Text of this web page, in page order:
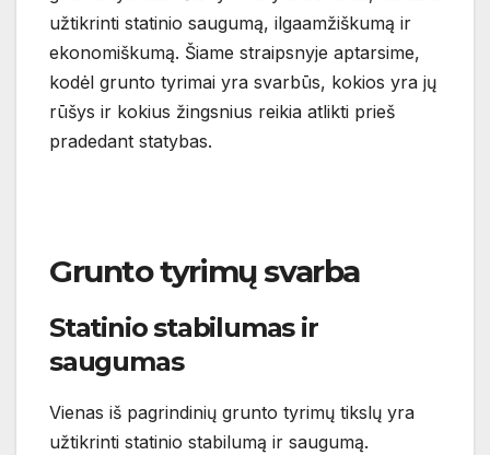
užtikrinti statinio saugumą, ilgaamžiškumą ir
ekonomiškumą. Šiame straipsnyje aptarsime,
kodėl grunto tyrimai yra svarbūs, kokios yra jų
rūšys ir kokius žingsnius reikia atlikti prieš
pradedant statybas.
Grunto tyrimų svarba
Statinio stabilumas ir
saugumas
Vienas iš pagrindinių grunto tyrimų tikslų yra
užtikrinti statinio stabilumą ir saugumą.